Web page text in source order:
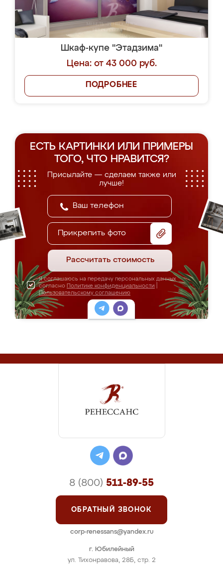
Шкаф-купе "Этадзима"
Цена: от 43 000 руб.
ПОДРОБНЕЕ
ЕСТЬ КАРТИНКИ ИЛИ ПРИМЕРЫ
ТОГО, ЧТО НРАВИТСЯ?
Присылайте — сделаем также или
лучше!
Прикрепить фото
Рассчитать стоимость
Я соглашаюсь на передачу персональных данных
согласно Политике конфиденциальности
Пользовательскому соглашению
г. Юбилейный
ул. Тихонравова, 28Б, стр. 2
8 (800) 511-89-55
ОБРАТНЫЙ ЗВОНОК
corp-renessans@yandex.ru